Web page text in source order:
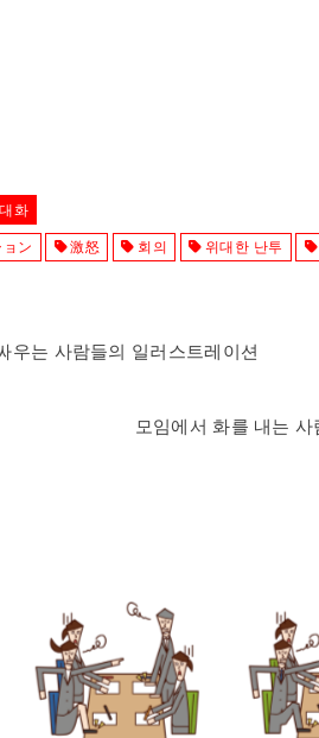
대화
ン 激怒 회의 위대한 난투
우는 사람들의 일러스트레이션
모임에서 화를 내는